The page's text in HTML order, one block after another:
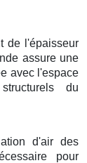
de l'épaisseur
assure une
avec l'espace
du
d'air des
pour